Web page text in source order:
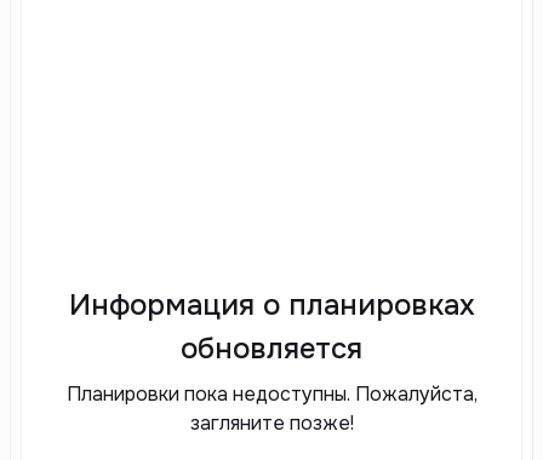
Информация о планировках
обновляется
Планировки пока недоступны. Пожалуйста,
загляните позже!